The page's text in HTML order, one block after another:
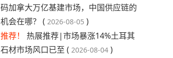
码加拿大万亿基建市场，中国供应链的
机会在哪？ ( 2026-08-05 )
推荐！
热展推荐|市场暴涨14%土耳其
石材市场风口已至 ( 2026-08-04 )